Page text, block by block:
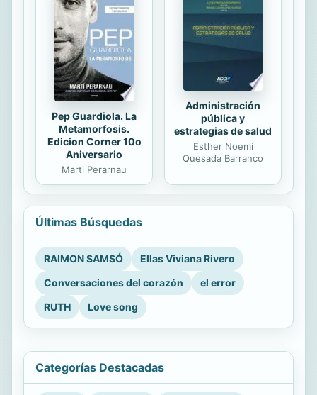
Pep Guardiola. La
Metamorfosis.
Edicion Corner 10o
Aniversario
Marti Perarnau
Administración
pública y
estrategias de salud
Esther Noemí
Quesada Barranco
Últimas Búsquedas
RAIMON SAMSÓ
Ellas Viviana Rivero
Conversaciones del corazón
el error
RUTH
Love song
Categorías Destacadas